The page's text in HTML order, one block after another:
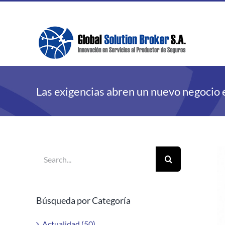
Skip
Las exigencias abren un nuevo
for:
Búsqueda por Categoría